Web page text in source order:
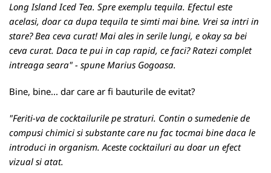
Long Island Iced Tea. Spre exemplu tequila. Efectul este
acelasi, doar ca dupa tequila te simti mai bine. Vrei sa intri in
stare? Bea ceva curat! Mai ales in serile lungi, e okay sa bei
ceva curat. Daca te pui in cap rapid, ce faci? Ratezi complet
intreaga seara" - spune Marius Gogoasa.
Bine, bine... dar care ar fi bauturile de evitat?
"Feriti-va de cocktailurile pe straturi. Contin o sumedenie de
compusi chimici si substante care nu fac tocmai bine daca le
introduci in organism. Aceste cocktailuri au doar un efect
vizual si atat.